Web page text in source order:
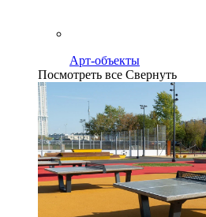
Арт-объекты
Посмотреть все Свернуть